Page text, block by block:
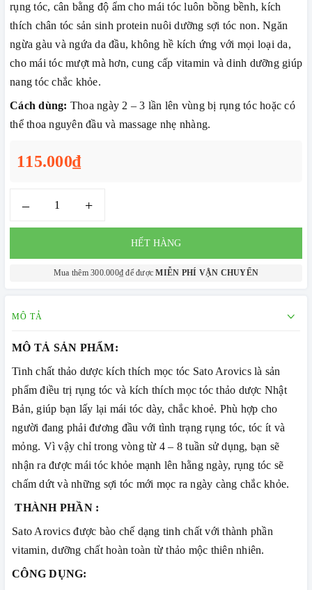
rụng tóc, cân bằng độ ẩm cho mái tóc luôn bồng bềnh, kích
thích chân tóc sản sinh protein nuôi dưỡng sợi tóc non. Ngăn
ngừa gàu và ngứa da đầu, không hề kích ứng với mọi loại da,
cho mái tóc mượt mà hơn, cung cấp vitamin và dinh dưỡng giúp
nang tóc chắc khỏe.
Cách dùng: Thoa ngày 2 – 3 lần lên vùng bị rụng tóc hoặc có
thể thoa nguyên đầu và massage nhẹ nhàng.
115.000₫
– +
HẾT HÀNG
Mua thêm 300.000₫ để đượcMIỄN PHÍ VẬN CHUYỂN
MÔ TẢ
MÔ TẢ SẢN PHẨM:
Tinh chất thảo dược kích thích mọc tóc Sato Arovics là sản
phẩm điều trị rụng tóc và kích thích mọc tóc thảo dược Nhật
Bản, giúp bạn lấy lại mái tóc dày, chắc khoẻ. Phù hợp cho
người đang phải đương đầu với tình trạng rụng tóc, tóc ít và
mỏng. Vì vậy chỉ trong vòng từ 4 – 8 tuần sử dụng, bạn sẽ
nhận ra được mái tóc khỏe mạnh lên hằng ngày, rụng tóc sẽ
chấm dứt và những sợi tóc mới mọc ra ngày càng chắc khỏe.
THÀNH PHẦN :
Sato Arovics được bào chế dạng tinh chất với thành phần
vitamin, dưỡng chất hoàn toàn từ thảo mộc thiên nhiên.
CÔNG DỤNG: